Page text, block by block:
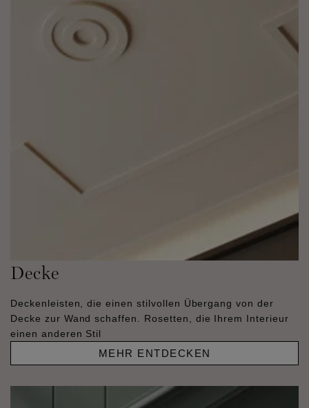
Decke
Deckenleisten, die einen stilvollen Übergang von der
Decke zur Wand schaffen. Rosetten, die Ihrem Interieur
einen anderen Stil
MEHR ENTDECKEN